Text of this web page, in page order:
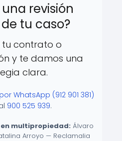
revisión
tu caso?
tu contrato o
y te damos una
clara.
WhatsApp (912 901 381)
900 525 939.
multipropiedad: Álvaro
Arroyo — Reclamalia